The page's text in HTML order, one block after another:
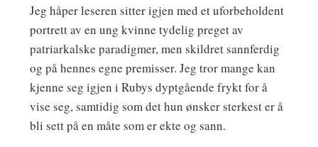
Jeg håper leseren sitter igjen med et uforbeholdent
portrett av en ung kvinne tydelig preget av
patriarkalske paradigmer, men skildret sannferdig
og på hennes egne premisser. Jeg tror mange kan
kjenne seg igjen i Rubys dyptgående frykt for å
vise seg, samtidig som det hun ønsker sterkest er å
bli sett på en måte som er ekte og sann.